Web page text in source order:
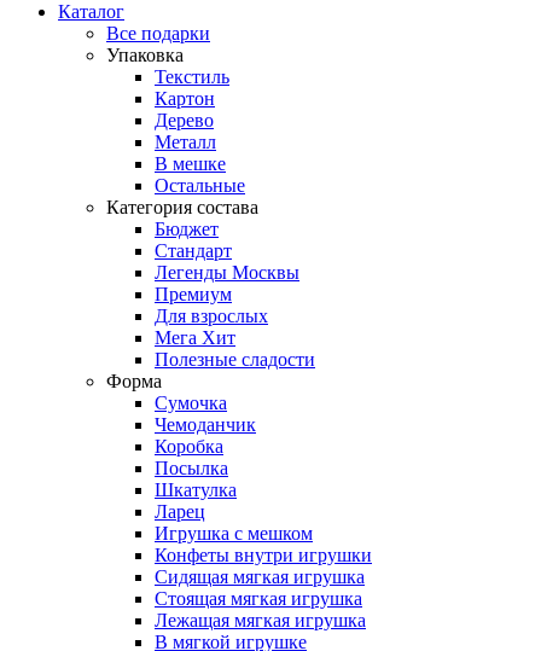
Каталог
Все подарки
Упаковка
Текстиль
Картон
Дерево
Металл
В мешке
Остальные
Категория состава
Бюджет
Стандарт
Легенды Москвы
Премиум
Для взрослых
Мега Хит
Полезные сладости
Форма
Сумочка
Чемоданчик
Коробка
Посылка
Шкатулка
Ларец
Игрушка с мешком
Конфеты внутри игрушки
Сидящая мягкая игрушка
Стоящая мягкая игрушка
Лежащая мягкая игрушка
В мягкой игрушке